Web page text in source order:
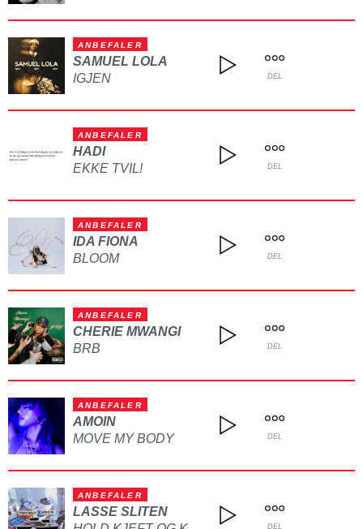
ANBEFALER
SAMUEL LOLA
IGJEN
DEL
ANBEFALER
HADI
EKKE TVIL!
DEL
ANBEFALER
IDA FIONA
BLOOM
DEL
ANBEFALER
CHERIE MWANGI
BRB
DEL
ANBEFALER
AMOIN
MOVE MY BODY
DEL
ANBEFALER
LASSE SLITEN
DEL